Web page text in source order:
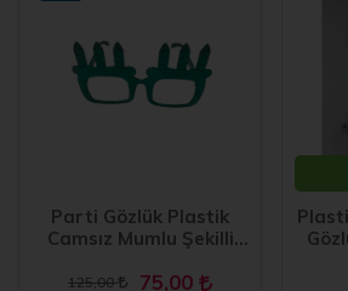
Parti Gözlük Plastik
Camsız Mumlu Şekilli
125,00 75,00